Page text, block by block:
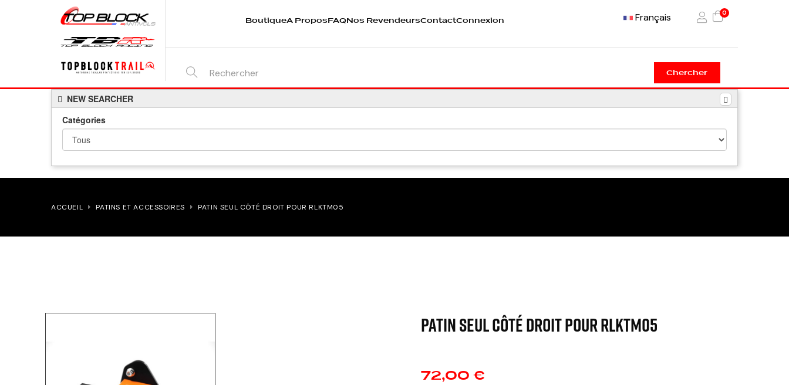
BoutiqueA ProposFAQNos RevendeursContactConnexion Français 0
Chercher
NEW SEARCHER
Catégories
ACCUEIL PATINS ET ACCESSOIRES PATIN SEUL CÔTÉ DROIT POUR RLKTM05
Patin seul côté droit pour RLKTM05
72,00 €